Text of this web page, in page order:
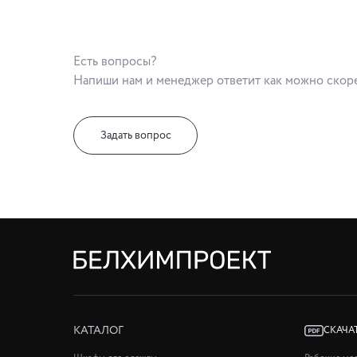
Есть вопросы?
Напиши нам и менеджер ответит как можно
Задать вопрос
КАТАЛОГ